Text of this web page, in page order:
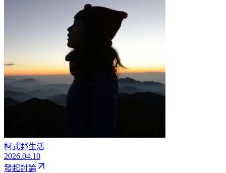
柯式野生活
2026.04.10
發起討論